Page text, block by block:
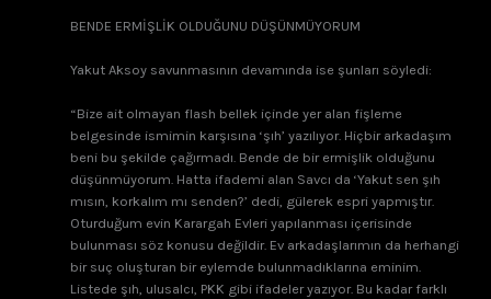
BENDE ERMİŞLİK OLDUĞUNU DÜŞÜNMÜYORUM
Yakut Aksoy savunmasının devamında ise şunları söyledi:
“Bize ait olmayan flash bellek içinde yer alan fişleme
belgesinde ismimin karşısına ‘şıh’ yazılıyor. Hiçbir arkadaşım
beni bu şekilde çağırmadı. Bende de bir ermişlik olduğunu
düşünmüyorum. Hatta ifademi alan Savcı da ‘Yakut sen şıh
mısın, korkalım mı senden?’ dedi, gülerek espri yapmıştır.
Oturduğum evin Karargah Evleri yapılanması içerisinde
bulunması söz konusu değildir. Ev arkadaşlarımın da herhangi
bir suç oluşturan bir eylemde bulunmadıklarına eminim.
Listede şıh, ulusalcı, PKK gibi ifadeler yazıyor. Bu kadar farklı